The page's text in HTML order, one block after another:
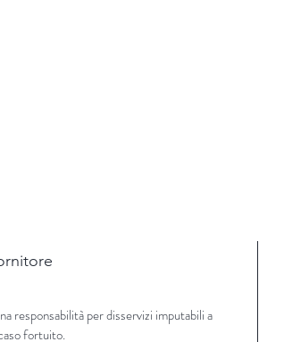
responsabilità per disservizi imputabili a
fortuito.